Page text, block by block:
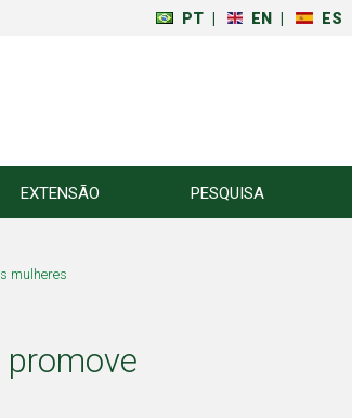
PT EN ES
EXTENSÃO PESQUISA
mulheres
promove